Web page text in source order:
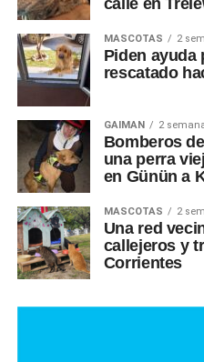
MASCOTAS 2
Piden ayuda
rescatado
GAIMAN 2
Bomberos
una perra
en Günün a
MASCOTAS 2
Una red
callejeros y
Corrientes